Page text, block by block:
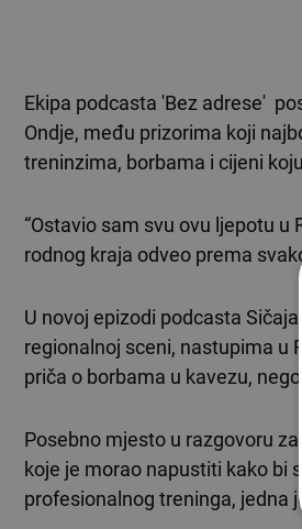
Ekipa podcasta 'Bez adrese'
Ondje, među prizorima koji
treninzima, borbama i cijeni
“Ostavio sam svu ovu ljepotu u
rodnog kraja odveo prema
U novoj epizodi podcasta
regionalnoj sceni, nastupima u
priča o borbama u kavezu,
Posebno mjesto u razgovoru
koje je morao napustiti kako bi
profesionalnog treninga, jedna